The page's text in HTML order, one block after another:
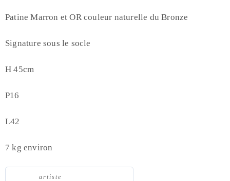
Patine Marron et OR couleur naturelle du Bronze
Signature sous le socle
H 45cm
P16
L42
7 kg environ
artiste